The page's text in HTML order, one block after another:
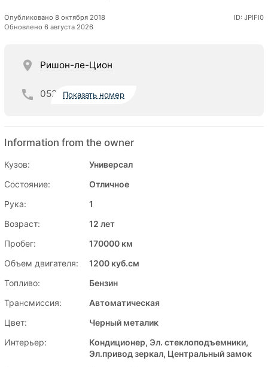
Опубликовано 8 октября 2018
Обновлено 6 августа 2026
ID: JPIFl0
Ришон-ле-Цион
052 Показать номер
Information from the owner
Кузов:
Универсал
Состояние:
Отличное
Рука:
1
Возраст:
12 лет
Пробег:
170000 км
Объем двигателя:
1200 куб.см
Топливо:
Бензин
Трансмиссия:
Автоматическая
Цвет:
Черный металик
Интерьер:
Кондиционер, Эл. стеклоподъемники,
Эл.привод зеркал, Центральный замок